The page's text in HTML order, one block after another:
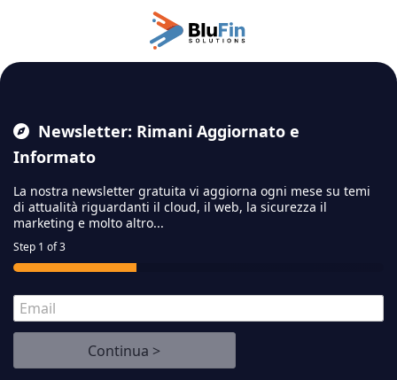
Passa al contenuto principale
Newsletter: Rimani Aggiornato e
Informato
La nostra newsletter gratuita vi aggiorna ogni mese su temi
di attualità riguardanti il cloud, il web, la sicurezza il
marketing e molto altro...
Step 1 of 3
E
m
a
l
Continua >